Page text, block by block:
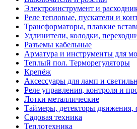
Электроинструмент и
Реле тепловые, пускатели и
Трансформаторы, плавкие
Удлинители, колодки,
Разъемы кабельные
Арматура и инструменты для
Теплый пол. Терморегуляторы
Крепёж
Аксессуары для ламп и
Реле управления, контроля и
Лотки металлические
Таймеры, детекторы движения,
Садовая техника
Теплотехника